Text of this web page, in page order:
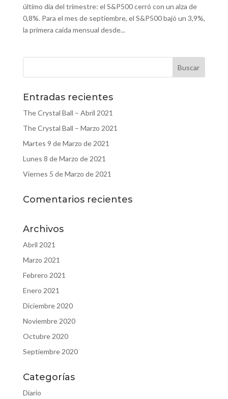
último día del trimestre: el S&P500 cerró con un alza de
0,8%. Para el mes de septiembre, el S&P500 bajó un 3,9%,
la primera caída mensual desde...
Entradas recientes
The Crystal Ball – Abril 2021
The Crystal Ball – Marzo 2021
Martes 9 de Marzo de 2021
Lunes 8 de Marzo de 2021
Viernes 5 de Marzo de 2021
Comentarios recientes
Archivos
Abril 2021
Marzo 2021
Febrero 2021
Enero 2021
Diciembre 2020
Noviembre 2020
Octubre 2020
Septiembre 2020
Categorías
Diario